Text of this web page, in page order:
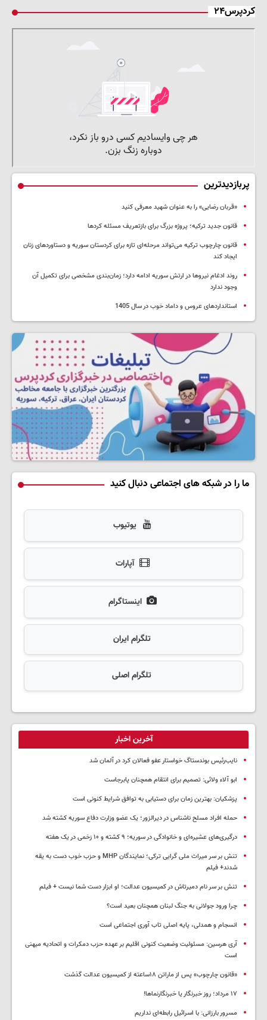
کردپرس۲۴
پربازدیدترین
«قربان رضایی» را به عنوان شهید معرفی کنید
قانون جدید ترکیه؛ پروژه بزرگ‌ برای بازتعریف مسئله کردها
قانون چارچوب ترکیه می‌تواند مرحله‌ای تازه برای کردستان سوریه و دستاوردهای زنان
ایجاد کند
روند ادغام نیروها در ارتش سوریه ادامه دارد؛ زمان‌بندی مشخصی برای تکمیل آن
وجود ندارد
استانداردهای عروس و داماد خوب در سال 1405
ما را در شبکه های اجتماعی دنبال کنید
یوتیوب
آپارات
اینستاگرام
تلگرام ایران
تلگرام اصلی
آخرین اخبار
نایب‌رئیس بوندستاگ خواستار عفو فعالان کرد در آلمان شد
ابو آلاء ولائی: تصمیم برای انتقام همچنان پابرجاست
پزشکیان‌: بهترین زمان برای دستیابی به توافق شرایط کنونی است
حمله افراد مسلح ناشناس در دیرالزور؛ یک عضو وزارت دفاع سوریه کشته شد
درگیری‌های عشیره‌ای و خانوادگی در سوریه؛ ۹ کشته و ۱۰ زخمی در یک هفته
تنش بر سر میراث ملی گرایی ترکی؛ نمایندگان MHP و حزب خوب دست به یقه
شدند+ فیلم
تنش بر سر نام دمیرتاش در کمیسیون عدالت؛ او ابزار دست شما نیست + فیلم
چرا ورود جولانی به جنگ لبنان همچنان بعید است؟
انسجام و همدلی، پایه اصلی تاب آوری اجتماعی است
آری هرسین: مسئولیت وضعیت کنونی اقلیم بر عهده حزب دمکرات و اتحادیه میهنی
است
«قانون چارچوب» پس از ماراتن ۱۸ساعته از کمیسیون عدالت گذشت
١٧ مرداد؛ روز خبرنگار یا خبرنگارنماها!
مسرور بارزانی: با اسرائیل رابطه‌ای نداریم